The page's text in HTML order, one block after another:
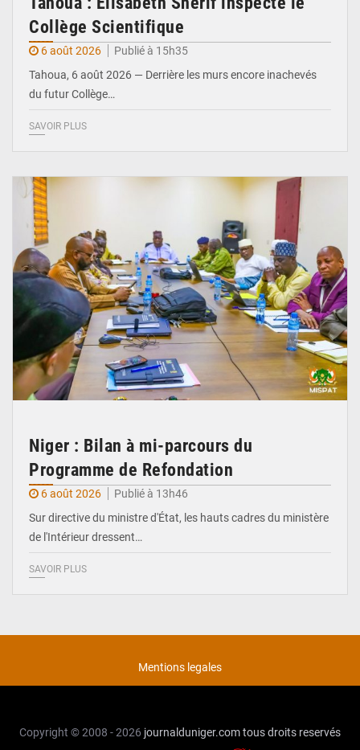
Collège Scientifique
6 août 2026
Publié à 15h35
Tahoua, 6 août 2026 — Derrière les murs encore inachevés
du futur Collège…
SAVOIR PLUS
Niger : Bilan à mi-parcours du
Programme de Refondation
6 août 2026
Publié à 13h46
Sur directive du ministre d'État, les hauts cadres du ministère
de l'Intérieur dressent…
SAVOIR PLUS
Mentions legales
Copyright © 2008 - 2026 journalduniger.comtous droits reservés